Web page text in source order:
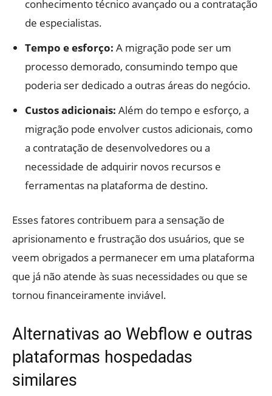
conhecimento técnico avançado ou a contratação
de especialistas.
Tempo e esforço: A migração pode ser um
processo demorado, consumindo tempo que
poderia ser dedicado a outras áreas do negócio.
Custos adicionais: Além do tempo e esforço, a
migração pode envolver custos adicionais, como
a contratação de desenvolvedores ou a
necessidade de adquirir novos recursos e
ferramentas na plataforma de destino.
Esses fatores contribuem para a sensação de
aprisionamento e frustração dos usuários, que se
veem obrigados a permanecer em uma plataforma
que já não atende às suas necessidades ou que se
tornou financeiramente inviável.
Alternativas ao Webflow e outras
plataformas hospedadas
similares